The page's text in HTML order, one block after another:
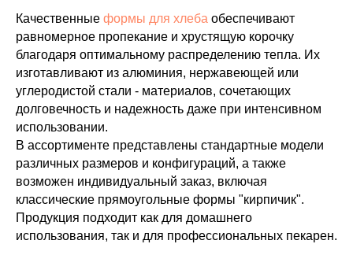
Качественные формы для хлеба обеспечивают
равномерное пропекание и хрустящую корочку
благодаря оптимальному распределению тепла. Их
изготавливают из алюминия, нержавеющей или
углеродистой стали - материалов, сочетающих
долговечность и надежность даже при интенсивном
использовании.
В ассортименте представлены стандартные модели
различных размеров и конфигураций, а также
возможен индивидуальный заказ, включая
классические прямоугольные формы "кирпичик".
Продукция подходит как для домашнего
использования, так и для профессиональных пекарен.